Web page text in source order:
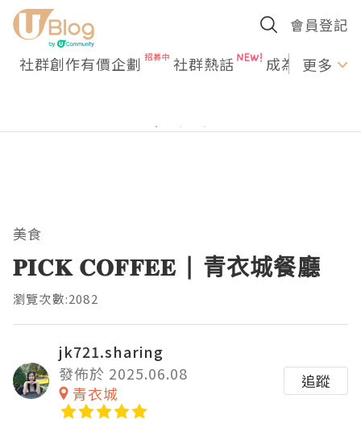
會員登記
社群創作有價企劃 社群熱話 成為U更多
美食
𝐏𝐈𝐂𝐊 𝐂𝐎𝐅𝐅𝐄𝐄 | 青衣城餐廳
瀏覽次數:2082
jk721.sharing
發佈於 2025.06.08
青衣城
追蹤